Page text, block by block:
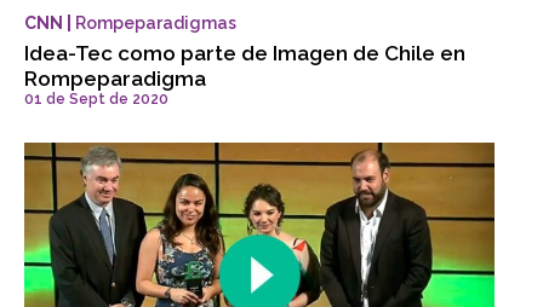
CNN | Rompeparadigmas
Idea-Tec como parte de Imagen de Chile en
Rompeparadigma
01 de Sept de 2020